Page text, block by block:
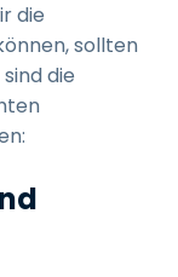
die
sollten
die